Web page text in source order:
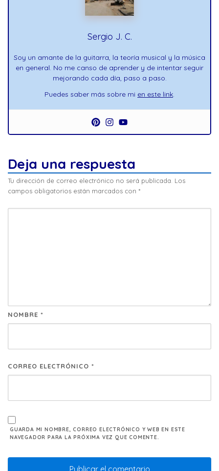
Sergio J. C.
Soy un amante de la guitarra, la teoría musical y la música
en general. No me canso de aprender y de intentar seguir
mejorando cada día, paso a paso.
Puedes saber más sobre mi en este link.
Deja una respuesta
Tu dirección de correo electrónico no será publicada. Los
campos obligatorios están marcados con *
NOMBRE *
CORREO ELECTRÓNICO *
GUARDA MI NOMBRE, CORREO ELECTRÓNICO Y WEB EN ESTE
NAVEGADOR PARA LA PRÓXIMA VEZ QUE COMENTE.